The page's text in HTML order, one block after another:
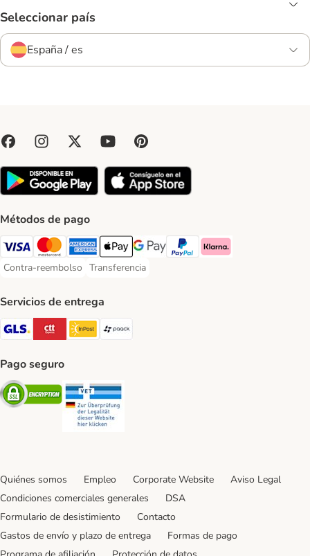
Seleccionar país
España / es
Métodos de pago
Visa Payment Method
Mastercard Payment Method
American Express Payment Method
Apple Pay Payment Method
Google Pay Payment Method
PayPal Payment Method
Klarna Payment Method
Contra-reembolso
Contra-reembolso Payment Method
Transferencia
Transferencia Payment Method
Servicios de entrega
GLS Shipping Method
CTTExpress Shipping Method
InPost Shipping Method
paack Shipping Method
Pago seguro
Security
Quiénes somos Empleo Corporate Website
Aviso Legal
Condiciones comerciales generales
DSA
Formulario de desistimiento
Contacto
Gastos de envío y plazo de entrega
Formas de pago